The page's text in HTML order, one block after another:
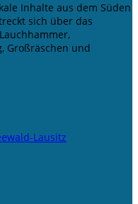
Inhalte aus dem Süden
sich über das
Großräschen und
Lausitz